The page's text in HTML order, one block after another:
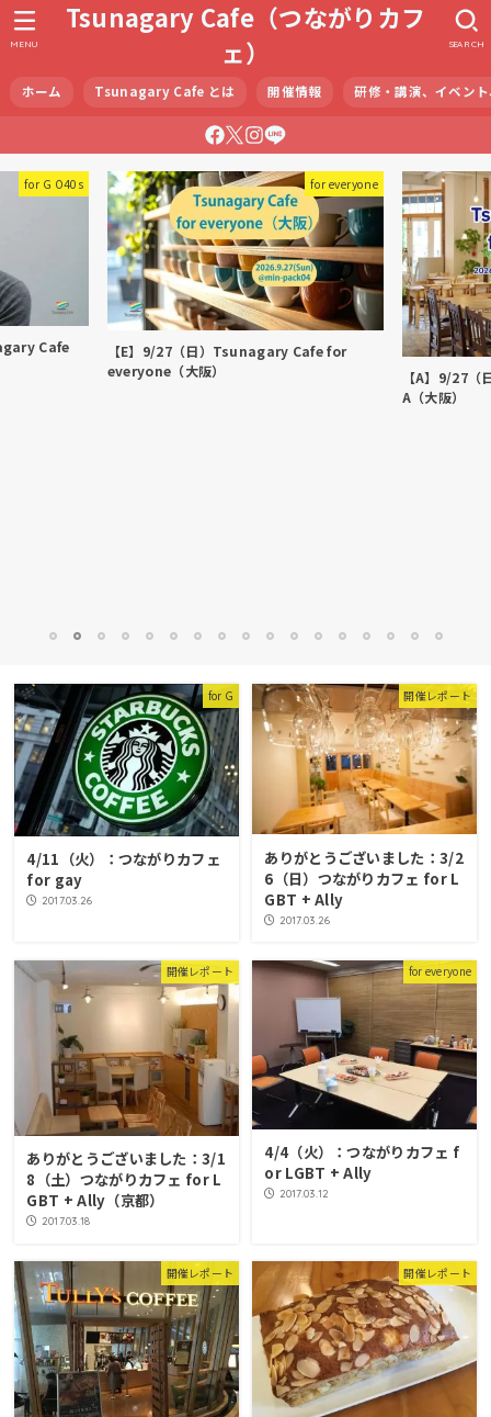
Tsunagary Cafe（つながりカフ
ェ）
ホーム Tsunagary Cafe とは 開催情報 研修・講演、イベン
SEARCH
MENU
for G O40s
Cafe
for everyone
【E】9/27（日）Tsunagary Cafe for
everyone（大阪）
【A】9/27
A（大阪）
for G
4/11（火）：つながりカフェ
for gay
2017.03.26
開催レポート
ありがとうございました：3/2
6（日）つながりカフェ for L
GBT + Ally
2017.03.26
開催レポート
ありがとうございました：3/1
8（土）つながりカフェ for L
GBT + Ally（京都）
2017.03.18
for everyone
4/4（火）：つながりカフェ f
or LGBT + Ally
2017.03.12
開催レポート 開催レポート